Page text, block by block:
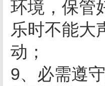
环境，保管
乐时不能大
动；
9、必需遵